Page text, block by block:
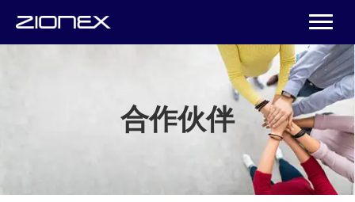
合作伙伴